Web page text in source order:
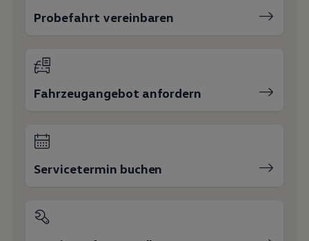
Probefahrt vereinbaren
Fahrzeugangebot anfordern
Servicetermin buchen